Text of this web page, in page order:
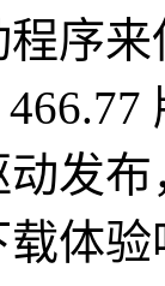
序
发
体验